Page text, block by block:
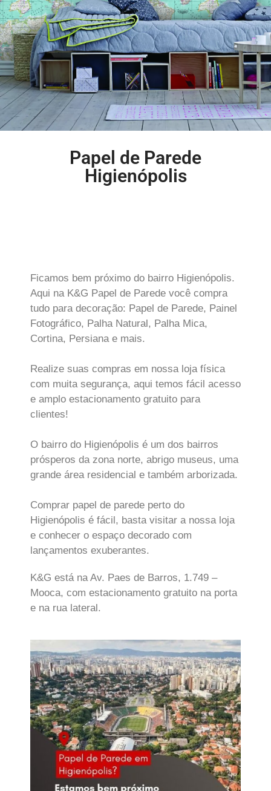
Papel de Parede
Higienópolis
Ficamos bem próximo do bairro Higienópolis.
Aqui na K&G Papel de Parede você compra
tudo para decoração: Papel de Parede, Painel
Fotográfico, Palha Natural, Palha Mica,
Cortina, Persiana e mais.
Realize suas compras em nossa loja física
com muita segurança, aqui temos fácil acesso
e amplo estacionamento gratuito para
clientes!
O bairro do Higienópolis é um dos bairros
prósperos da zona norte, abrigo museus, uma
grande área residencial e também arborizada.
Comprar papel de parede perto do
Higienópolis é fácil, basta visitar a nossa loja
e conhecer o espaço decorado com
lançamentos exuberantes.
K&G está na Av. Paes de Barros, 1.749 –
Mooca, com estacionamento gratuito na porta
e na rua lateral.